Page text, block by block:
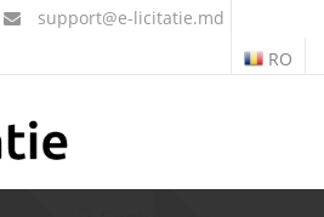
support@e-licitatie.md
RO